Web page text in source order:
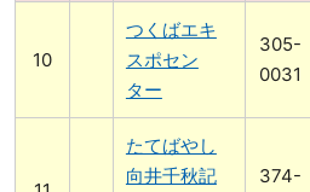
つくばエキ
スポセン
ター
305-
0031
たてばやし
向井千秋記
374-